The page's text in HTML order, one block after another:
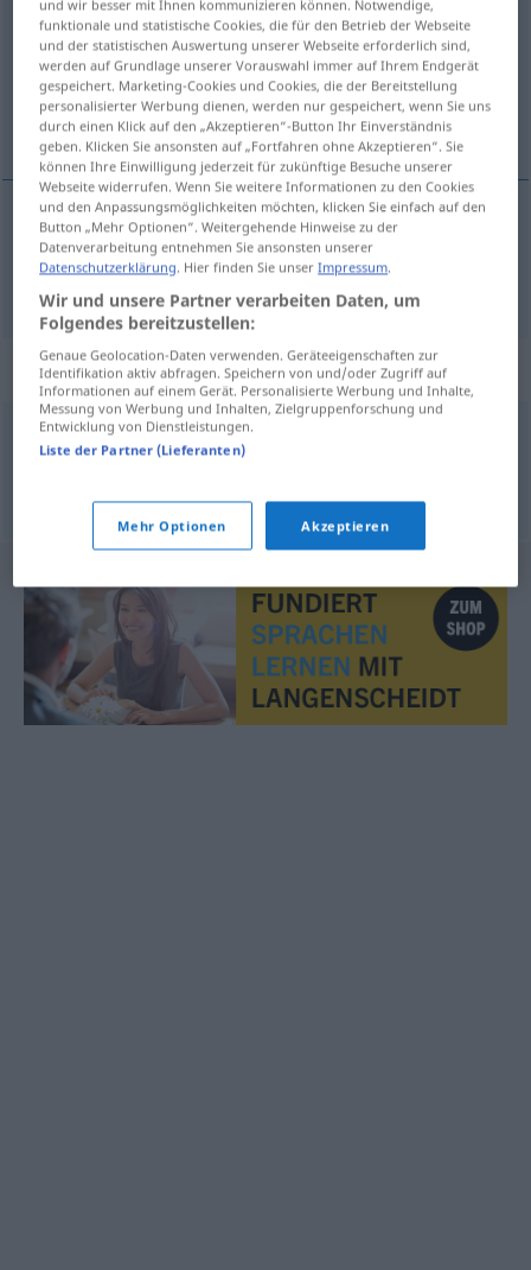
Übersicht aller Übersetzungen
(Für mehr Details die Übersetzung anklicken/antippen)
Beton
Betonm beton
Beispielsätze für "beton"
litýbeton
und wir besser mit Ihnen kommunizieren können. Notwendige,
funktionale und statistische Cookies, die für den Betrieb der Webseite
und der statistischen Auswertung unserer Webseite erforderlich sind,
werden auf Grundlage unserer Vorauswahl immer auf Ihrem Endgerät
gespeichert. Marketing-Cookies und Cookies, die der Bereitstellung
personalisierter Werbung dienen, werden nur gespeichert, wenn Sie uns
durch einen Klick auf den „Akzeptieren“-Button Ihr Einverständnis
geben. Klicken Sie ansonsten auf „Fortfahren ohne Akzeptieren“. Sie
können Ihre Einwilligung jederzeit für zukünftige Besuche unserer
Webseite widerrufen. Wenn Sie weitere Informationen zu den Cookies
und den Anpassungsmöglichkeiten möchten, klicken Sie einfach auf den
Button „Mehr Optionen“. Weitergehende Hinweise zu der
Datenverarbeitung entnehmen Sie ansonsten unserer
Datenschutzerklärung. Hier finden Sie unserImpressum.
Wir und unsere Partner verarbeiten Daten, um
Folgendes bereitzustellen:
Genaue Geolocation-Daten verwenden. Geräteeigenschaften zur
Identifikation aktiv abfragen. Speichern von und/oder Zugriff auf
Informationen auf einem Gerät. Personalisierte Werbung und Inhalte,
Messung von Werbung und Inhalten, Zielgruppenforschung und
Entwicklung von Dienstleistungen.
Liste der Partner (Lieferanten)
Mehr Optionen Akzeptieren